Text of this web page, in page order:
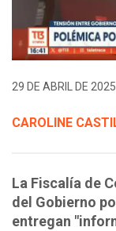
29 DE ABRIL DE
CAROLINE
La Fiscalía de
del Gobierno
entregan